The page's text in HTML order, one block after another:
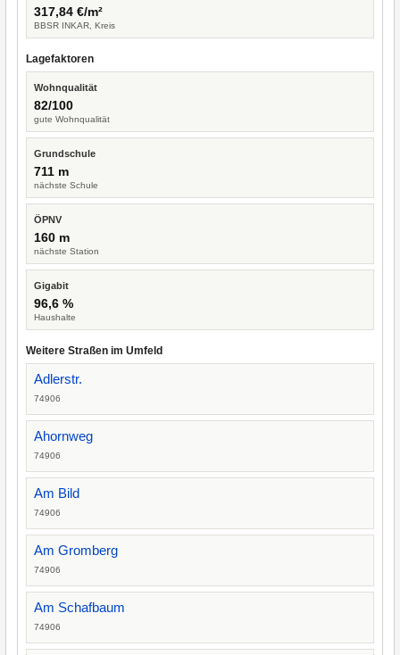
317,84 €/m²
BBSR INKAR, Kreis
Lagefaktoren
Wohnqualität
82/100
gute Wohnqualität
Grundschule
711 m
nächste Schule
ÖPNV
160 m
nächste Station
Gigabit
96,6 %
Haushalte
Weitere Straßen im Umfeld
Adlerstr.
74906
Ahornweg
74906
Am Bild
74906
Am Gromberg
74906
Am Schafbaum
74906